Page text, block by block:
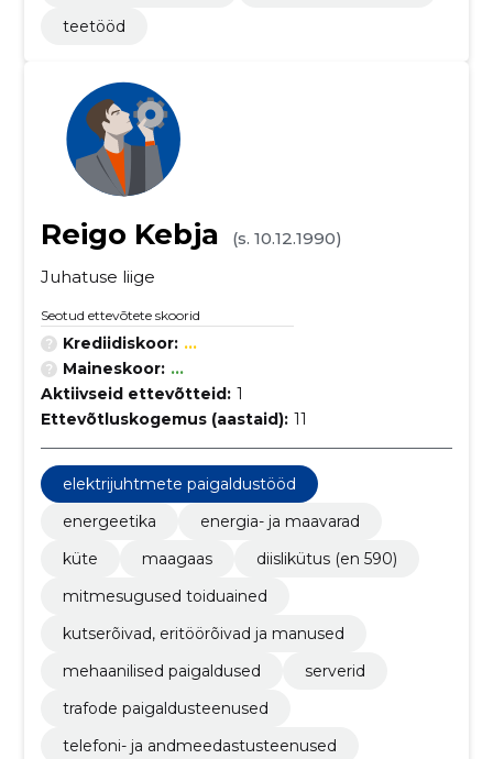
teetööd
Reigo Kebja
(s. 10.12.1990)
Juhatuse liige
Seotud ettevõtete skoorid
Krediidiskoor: ...
Maineskoor: ...
Aktiivseid ettevõtteid: 1
Ettevõtluskogemus (aastaid): 11
elektrijuhtmete paigaldustööd
energeetika
energia- ja maavarad
küte
maagaas
diislikütus (en 590)
mitmesugused toiduained
kutserõivad, eritöörõivad ja manused
mehaanilised paigaldused
serverid
trafode paigaldusteenused
telefoni- ja andmeedastusteenused